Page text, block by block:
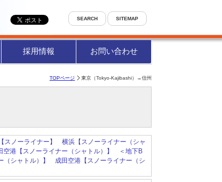
採用情報 お問い合わせ
SEARCH SITEMAP
TOPページ 東京（Tokyo-Kajibashi）→信州
スノーライナー】
横浜【スノーライナー（シャ
空港【スノーライナー（シャトル）】
＜地下B
シャトル）】
成田空港【スノーライナー（シ